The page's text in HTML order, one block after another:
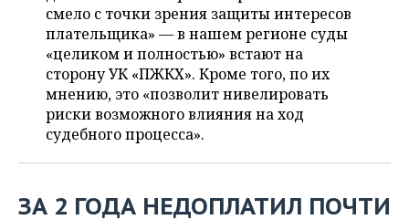
смело с точки зрения защиты интересов
плательщика» — в нашем регионе суды
«целиком и полностью» встают на
сторону УК «ПЖКХ». Кроме того, по их
мнению, это «позволит нивелировать
риски возможного влияния на ход
судебного процесса».
ЗА 2 ГОДА НЕДОПЛАТИЛ ПОЧТИ